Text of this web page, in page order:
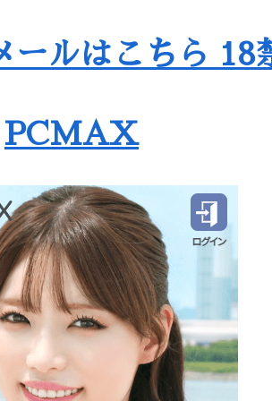
ールはこちら 18
PCMAX